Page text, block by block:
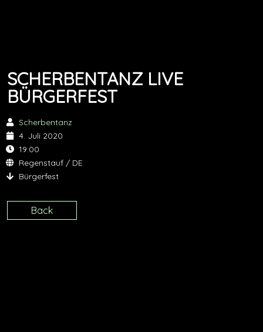
SCHERBENTANZ LIVE
BÜRGERFEST
Scherbentanz
4. Juli 2020
19:00
Regenstauf / DE
Bürgerfest
Back